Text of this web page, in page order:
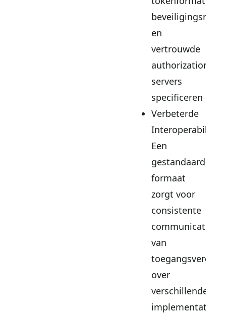
en
vertrouwde
authorization
servers
specificeren
Verbeterde
Een
formaat
zorgt voor
consistente
communicatie
van
over
verschillende
implementaties